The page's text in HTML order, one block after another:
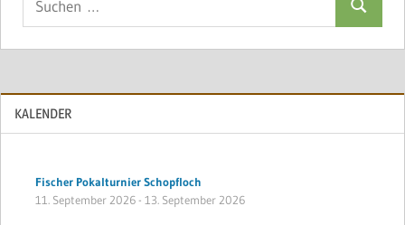
Suchen
KALENDER
Fischer Pokalturnier Schopfloch
11. September 2026- 13. September 2026